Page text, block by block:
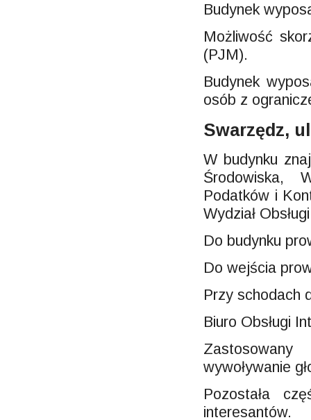
Budynek
Możliwość
(PJM).
Budynek
osób z
Swarzędz,
W budynku
Środowiska,
Podatków i
Wydział
Do budynku
Do wejścia
Przy schodach
Biuro Obsługi
wywoływanie
Pozostała
interesantów.